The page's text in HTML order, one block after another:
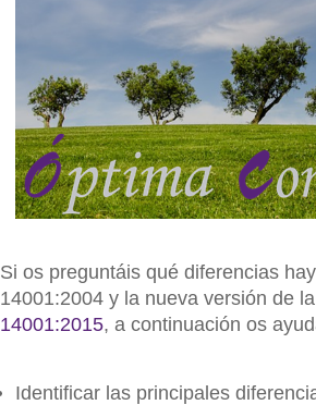
Si os preguntáis qué diferencias
14001:2004 y la nueva versión de
14001:2015, a continuación os
Identificar las principales